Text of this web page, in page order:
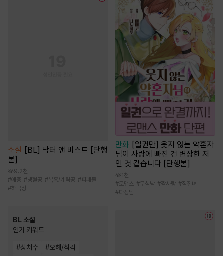
소설 [BL] 닥터 앤 비스트 [단행
본]
9.2천
#애증 #냉혈공 #복흑/계략공 #피폐물
#하극상
BL 소설
인기 키워드
#상처수 #오해/착각
만화 [일권만] 웃지 않는 약혼자
님이 사랑에 빠진 건 변장한 저
인 것 같습니다 [단행본]
1천
#로맨스 #무심남 #짝사랑 #직진녀
#다정남